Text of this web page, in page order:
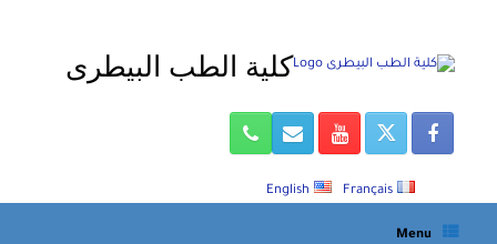
كلية الطب البيطرى
English Français
Menu